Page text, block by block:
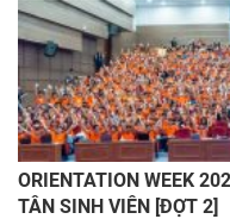
ORIENTATION WEEK
TÂN SINH VIÊN [ĐỢT 2]